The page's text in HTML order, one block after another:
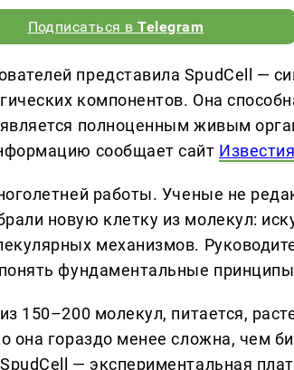
Подписаться вTelegram
представила SpudCell —
компонентов. Она
полноценным живым
сообщает сайт Известия
работы. Ученые не
новую клетку из молекул:
механизмов.
фундаментальные
150–200 молекул, питается,
она гораздо менее сложна, чем
— экспериментальная